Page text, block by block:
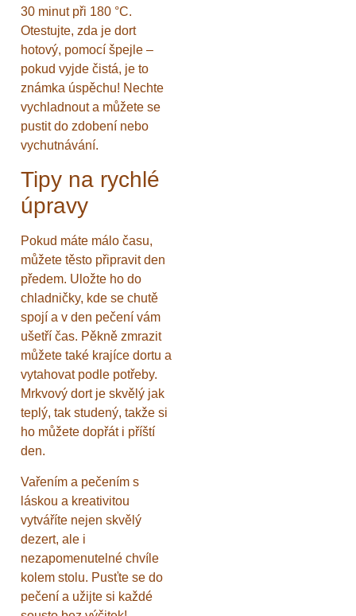
30 minut při 180 °C.
Otestujte, zda je dort
hotový, pomocí špejle –
pokud vyjde čistá, je to
známka úspěchu! Nechte
vychladnout a můžete se
pustit do zdobení nebo
vychutnávání.
Tipy na rychlé
úpravy
Pokud máte málo času,
můžete těsto připravit den
předem. Uložte ho do
chladničky, kde se chutě
spojí a v den pečení vám
ušetří čas. Pěkně zmrazit
můžete také krajíce dortu a
vytahovat podle potřeby.
Mrkvový dort je skvělý jak
teplý, tak studený, takže si
ho můžete dopřát i příští
den.
Vařením a pečením s
láskou a kreativitou
vytváříte nejen skvělý
dezert, ale i
nezapomenutelné chvíle
kolem stolu. Pusťte se do
pečení a užijte si každé